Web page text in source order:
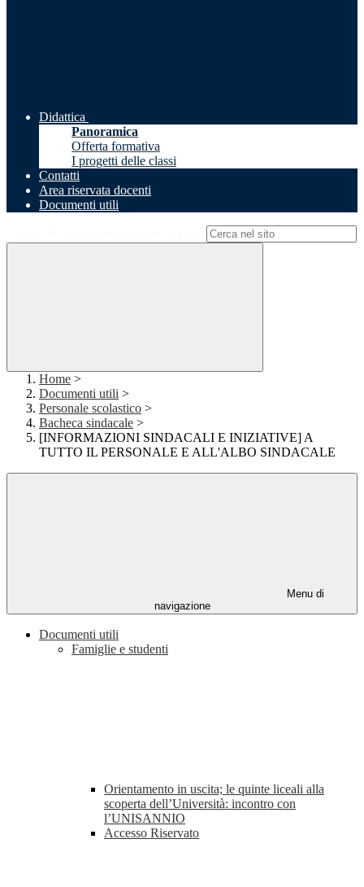
Didattica
Panoramica
Offerta formativa
I progetti delle classi
Contatti
Area riservata docenti
Documenti utili
Home >
Documenti utili >
Personale scolastico >
Bacheca sindacale >
[INFORMAZIONI SINDACALI E INIZIATIVE] A
TUTTO IL PERSONALE E ALL'ALBO SINDACALE
Menu di
navigazione
Documenti utili
Famiglie e studenti
Orientamento in uscita; le quinte liceali alla
scoperta dell’Università: incontro con
l’UNISANNIO
Accesso Riservato